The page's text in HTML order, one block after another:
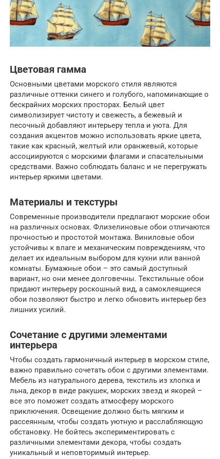
Цветовая гамма
Основными цветами морского стиля являются
различные оттенки синего и голубого, напоминающие о
бескрайних морских просторах. Белый цвет
символизирует чистоту и свежесть, а бежевый и
песочный добавляют интерьеру тепла и уюта. Для
создания акцентов можно использовать яркие цвета,
такие как красный, желтый или оранжевый, которые
ассоциируются с морскими флагами и спасательными
средствами. Важно соблюдать баланс и не перегружать
интерьер яркими цветами.
Материалы и текстуры
Современные производители предлагают морские обои
на различных основах. Флизелиновые обои отличаются
прочностью и простотой монтажа. Виниловые обои
устойчивы к влаге и механическим повреждениям, что
делает их идеальным выбором для кухни или ванной
комнаты. Бумажные обои – это самый доступный
вариант, но они менее долговечны. Текстильные обои
придают интерьеру роскошный вид, а самоклеящиеся
обои позволяют быстро и легко обновить интерьер без
лишних усилий.
Сочетание с другими элементами
интерьера
Чтобы создать гармоничный интерьер в морском стиле,
важно правильно сочетать обои с другими элементами.
Мебель из натурального дерева, текстиль из хлопка и
льна, декор в виде ракушек, морских звезд и якорей –
все это поможет создать атмосферу морского
приключения. Освещение должно быть мягким и
рассеянным, чтобы создать уютную и расслабляющую
обстановку. Не бойтесь экспериментировать с
различными элементами декора, чтобы создать
уникальный и неповторимый интерьер.